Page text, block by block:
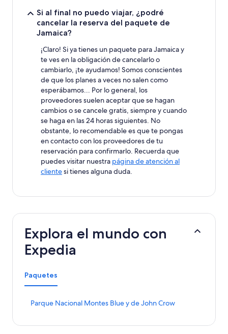
Si al final no puedo viajar, ¿podré
cancelar la reserva del paquete de
Jamaica?
¡Claro! Si ya tienes un paquete para Jamaica y
te ves en la obligación de cancelarlo o
cambiarlo, ¡te ayudamos! Somos conscientes
de que los planes a veces no salen como
esperábamos... Por lo general, los
proveedores suelen aceptar que se hagan
cambios o se cancele gratis, siempre y cuando
se haga en las 24 horas siguientes. No
obstante, lo recomendable es que te pongas
en contacto con los proveedores de tu
reservación para confirmarlo. Recuerda que
puedes visitar nuestra página de atención al
clientesi tienes alguna duda.
Explora el mundo con
Expedia
Paquetes
Parque Nacional Montes Blue y de John Crow
E